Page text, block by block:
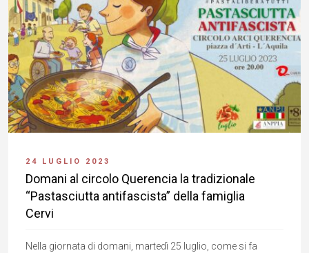
24 LUGLIO 2023
Domani al circolo Querencia la tradizionale
“Pastasciutta antifascista” della famiglia
Cervi
Nella giornata di domani, martedì 25 luglio, come si fa